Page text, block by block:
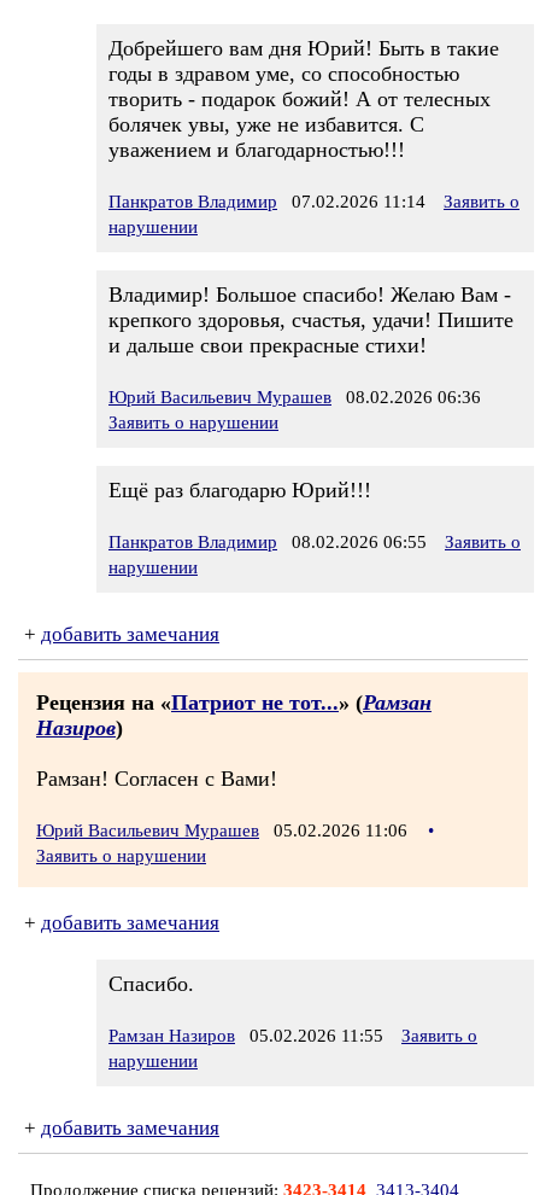
Добрейшего вам дня Юрий! Быть в такие
годы в здравом уме, со способностью
творить - подарок божий! А от телесных
болячек увы, уже не избавится. С
уважением и благодарностью!!!
Панкратов Владимир 07.02.2026 11:14
Заявить о
нарушении
Владимир! Большое спасибо! Желаю Вам -
крепкого здоровья, счастья, удачи! Пишите
и дальше свои прекрасные стихи!
Юрий Васильевич Мурашев 08.02.2026 06:36
Заявить о нарушении
Ещё раз благодарю Юрий!!!
Панкратов Владимир 08.02.2026 06:55
Заявить о
нарушении
+ добавить замечания
Рецензия на «Патриот не тот...» (Рамзан
Назиров)
Рамзан! Согласен с Вами!
Юрий Васильевич Мурашев 05.02.2026 11:06
•
Заявить о нарушении
+ добавить замечания
Спасибо.
Рамзан Назиров 05.02.2026 11:55
Заявить о
нарушении
+ добавить замечания
Продолжение списка рецензий: 3423-3414 3413-3404